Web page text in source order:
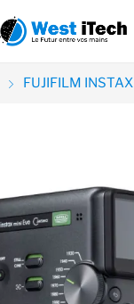
FUJIFILM INSTAX